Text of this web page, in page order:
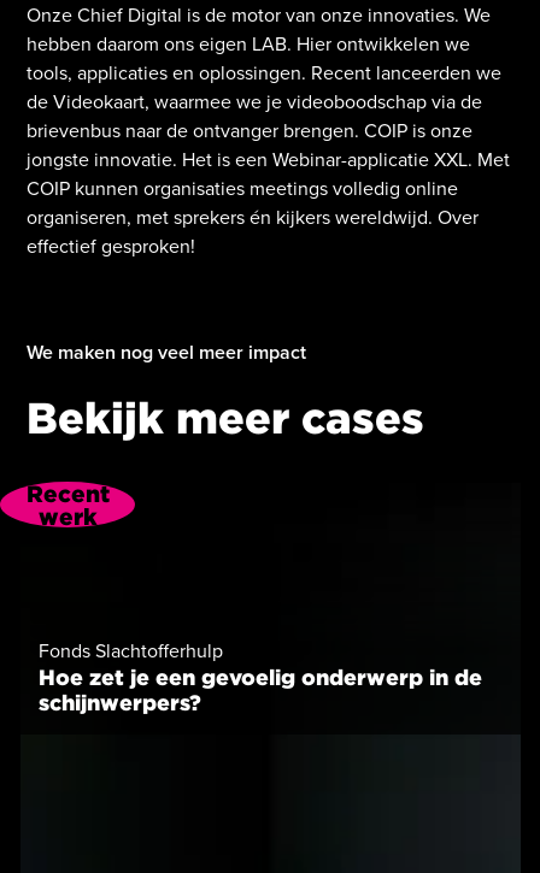
Onze Chief Digital is de motor van onze innovaties. We
hebben daarom ons eigen LAB. Hier ontwikkelen we
tools, applicaties en oplossingen. Recent lanceerden we
de Videokaart, waarmee we je videoboodschap via de
brievenbus naar de ontvanger brengen. COIP is onze
jongste innovatie. Het is een Webinar-applicatie XXL. Met
COIP kunnen organisaties meetings volledig online
organiseren, met sprekers én kijkers wereldwijd. Over
effectief gesproken!
We maken nog veel meer impact
Bekijk meer cases
Recent
werk
Fonds Slachtofferhulp
Hoe zet je een gevoelig onderwerp in de
schijnwerpers?